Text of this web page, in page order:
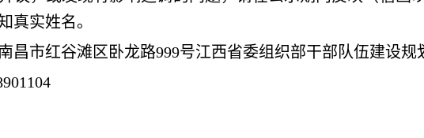
真实姓名。
昌市红谷滩区卧龙路999号江西省委组织部干部队伍建设规